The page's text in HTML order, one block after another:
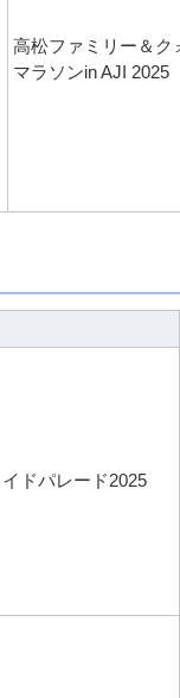
高松ファミリー＆ク
マラソンin AJI 2025
ドパレード2025